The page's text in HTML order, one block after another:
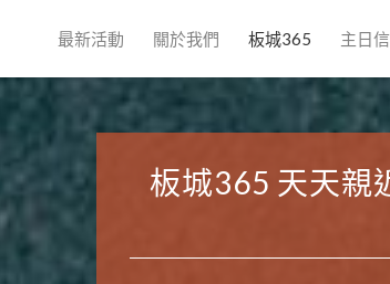
最新活動 關於我們 板城365 主日
板城365 天天親